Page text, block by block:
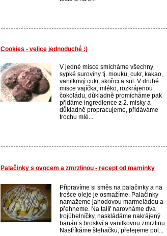
Cookies - velice jednoduché :)
V jedné misce smícháme všechny
sypké suroviny tj. mouku, cukr, kakao,
vanilkový cukr, skořici a sůl. V druhé
misce vajíčka, mléko, rozkrájenou
čokoládu, důkladně promícháme pak
přidáme ingredience z 2. misky a
důkladně propracujeme, přidáváme
trochu mlé...
Palačinky s ovocem a zmrzlinou - recept od maminky
Připravíme si směs na palačinky a na
trošce oleje je osmažíme. Palačinky
namažeme jahodovou marmeládou a
přehneme. Na talíř narovnáme dva
trojúhelníčky, naskládáme nakrájený
banán s broskví a vanilkovou zmrzlinu.
Nastříkáme šlehačku, přelejeme pol...